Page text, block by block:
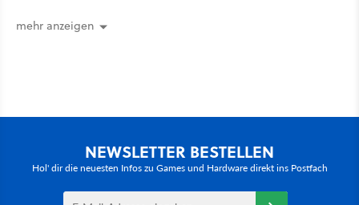
mehr anzeigen
NEWSLETTER BESTELLEN
Hol' dir die neuesten Infos zu Games und Hardware direkt ins Postfach